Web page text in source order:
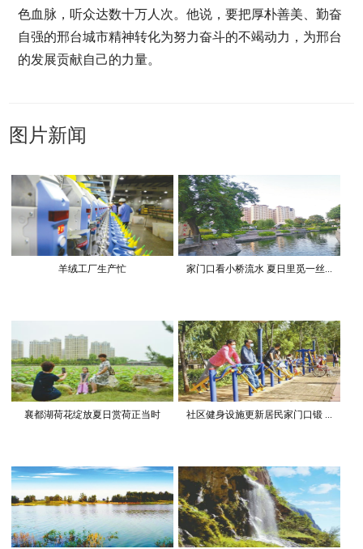
色血脉，听众达数十万人次。他说，要把厚朴善美、勤奋
自强的邢台城市精神转化为努力奋斗的不竭动力，为邢台
的发展贡献自己的力量。
图片新闻
羊绒工厂生产忙 家门口看小桥流水 夏日里觅一丝...
襄都湖荷花绽放夏日赏荷正当时 社区健身设施更新居民家门口锻 ...